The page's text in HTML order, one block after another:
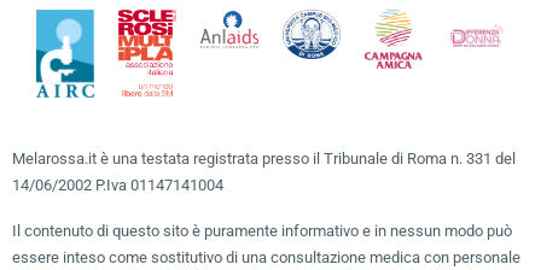
Melarossa.it è una testata registrata presso il Tribunale di Roma n. 331 del
14/06/2002 P.Iva 01147141004
Il contenuto di questo sito è puramente informativo e in nessun modo può
essere inteso come sostitutivo di una consultazione medica con personale